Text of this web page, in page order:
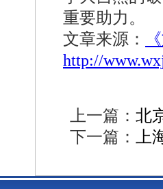
重要助力。
文章来源：
http://
上一篇： 北
下一篇：